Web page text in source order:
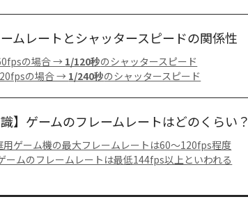
ムレートとシャッタースピードの関係性
の場合 →1/120秒のシャッタースピード
の場合 →1/240秒のシャッタースピード
識】ゲームのフレームレートはどのくらい？
用ゲーム機の最大フレームレートは60～120fps程度
ームのフレームレートは最低144fps以上といわれる